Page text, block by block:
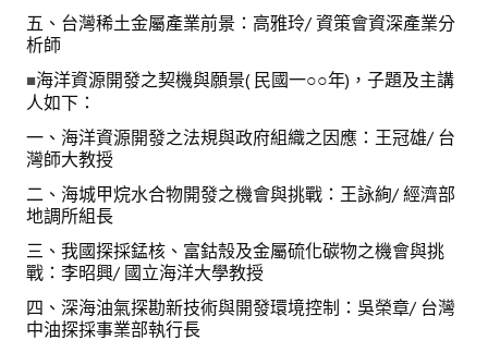
五、台灣稀土金屬產業前景：高雅玲/ 資策會資深產業分
析師
■海洋資源開發之契機與願景( 民國一○○年)，子題及主講
人如下：
一、海洋資源開發之法規與政府組織之因應：王冠雄/ 台
灣師大教授
二、海城甲烷水合物開發之機會與挑戰：王詠絢/ 經濟部
地調所組長
三、我國探採錳核、富鈷殼及金屬硫化碳物之機會與挑
戰：李昭興/ 國立海洋大學教授
四、深海油氣探勘新技術與開發環境控制：吳榮章/ 台灣
中油探採事業部執行長